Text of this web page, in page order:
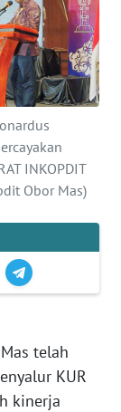
INKOPDIT
Obor Mas)
telah
KUR
kinerja